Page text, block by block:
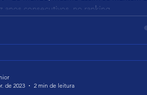
anos consecutivos, no ranking...
de 2023
2 min de leitura